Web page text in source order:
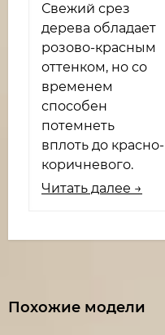
Свежий срез
дерева обладает
розово-красным
оттенком, но со
временем
способен
потемнеть
вплоть до красно-
коричневого.
Читать далее →
Похожие модели